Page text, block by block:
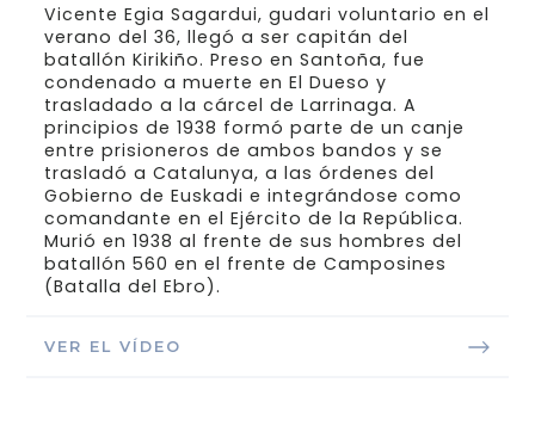
Vicente Egia Sagardui, gudari voluntario en el
verano del 36, llegó a ser capitán del
batallón Kirikiño. Preso en Santoña, fue
condenado a muerte en El Dueso y
trasladado a la cárcel de Larrinaga. A
principios de 1938 formó parte de un canje
entre prisioneros de ambos bandos y se
trasladó a Catalunya, a las órdenes del
Gobierno de Euskadi e integrándose como
comandante en el Ejército de la República.
Murió en 1938 al frente de sus hombres del
batallón 560 en el frente de Camposines
(Batalla del Ebro).
VER EL VÍDEO